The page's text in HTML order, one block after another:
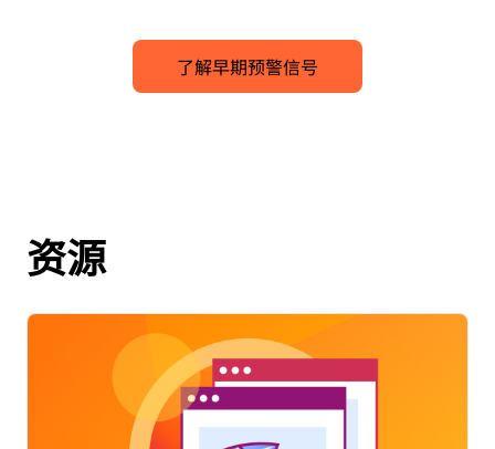
了解早期预警信号
资源